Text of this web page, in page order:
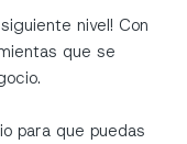
nivel! Con
que se
para que puedas